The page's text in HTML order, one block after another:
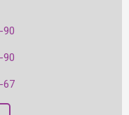
90
90
67